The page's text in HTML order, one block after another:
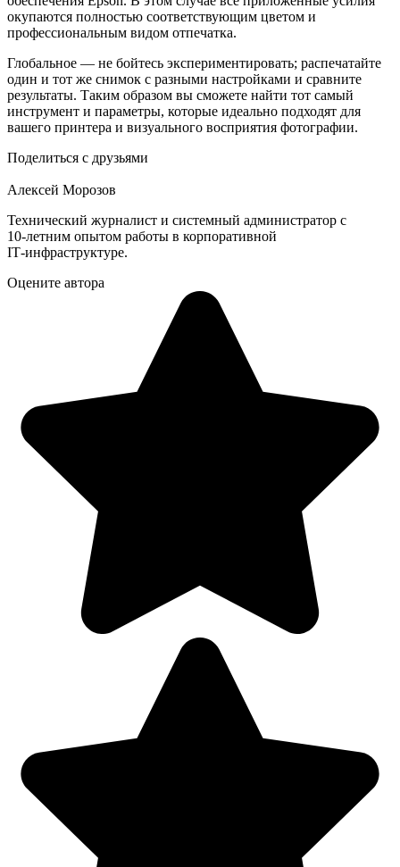
окупаются полностью соответствующим цветом и
профессиональным видом отпечатка.
Глобальное — не бойтесь экспериментировать; распечатайте
один и тот же снимок с разными настройками и сравните
результаты. Таким образом вы сможете найти тот самый
инструмент и параметры, которые идеально подходят для
вашего принтера и визуального восприятия фотографии.
Поделиться с друзьями
Алексей Морозов
Технический журналист и системный администратор с
10‑летним опытом работы в корпоративной
IT‑инфраструктуре.
Оцените автора